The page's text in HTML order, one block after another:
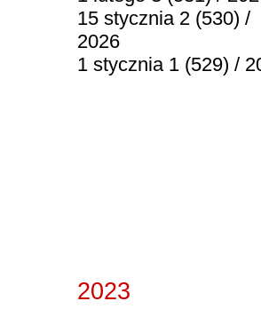
15 stycznia 2 (530) /
2026
1 stycznia 1 (529) /
2023